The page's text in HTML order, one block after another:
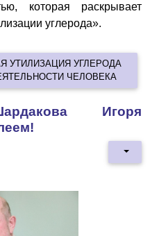
которая раскрывает
углерода».
УТИЛИЗАЦИЯ УГЛЕРОДА
ЧЕЛОВЕКА
Игоря